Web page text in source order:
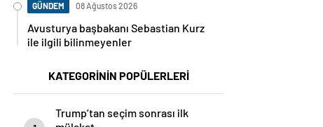
GÜNDEM 08 Ağustos 2026
Avusturya başbakanı Sebastian Kurz
ile ilgili bilinmeyenler
KATEGORİNİN POPÜLERLERİ
Trump’tan seçim sonrası ilk